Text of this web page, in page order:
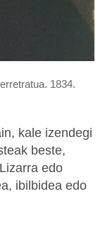
1834.
kale izendegi
beste,
edo
ibilbidea edo